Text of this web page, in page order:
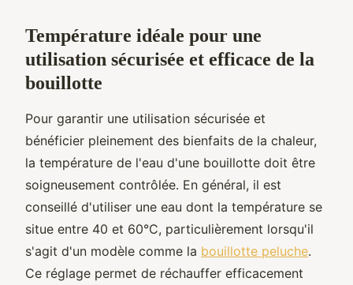
Température idéale pour une
utilisation sécurisée et efficace de la
bouillotte
Pour garantir une utilisation sécurisée et
bénéficier pleinement des bienfaits de la chaleur,
la température de l'eau d'une bouillotte doit être
soigneusement contrôlée. En général, il est
conseillé d'utiliser une eau dont la température se
situe entre 40 et 60°C, particulièrement lorsqu'il
s'agit d'un modèle comme la bouillotte peluche.
Ce réglage permet de réchauffer efficacement